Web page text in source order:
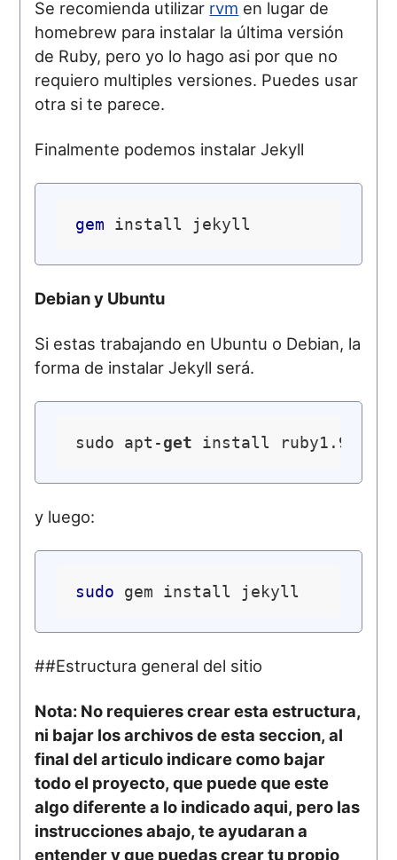
Se recomienda utilizar rvm en lugar de
homebrew para instalar la última versión
de Ruby, pero yo lo hago asi por que no
requiero multiples versiones. Puedes usar
otra si te parece.
Finalmente podemos instalar Jekyll
gem
Debian y Ubuntu
Si estas trabajando en Ubuntu o Debian, la
forma de instalar Jekyll será.
sudo apt-get
y luego:
sudo
##Estructura general del sitio
Nota: No requieres crear esta estructura,
ni bajar los archivos de esta seccion, al
final del articulo indicare como bajar
todo el proyecto, que puede que este
algo diferente a lo indicado aqui, pero las
instrucciones abajo, te ayudaran a
entender y que puedas crear tu propio